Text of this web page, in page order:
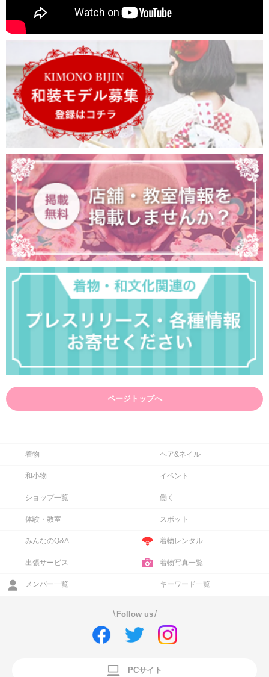
ページトップへ
着物 ヘア&ネイル
和小物 イベント
ショップ一覧 働く
体験・教室 スポット
みんなのQ&A 着物レンタル
出張サービス 着物写真一覧
メンバー一覧 キーワード一覧
\ Follow us/
PCサイト